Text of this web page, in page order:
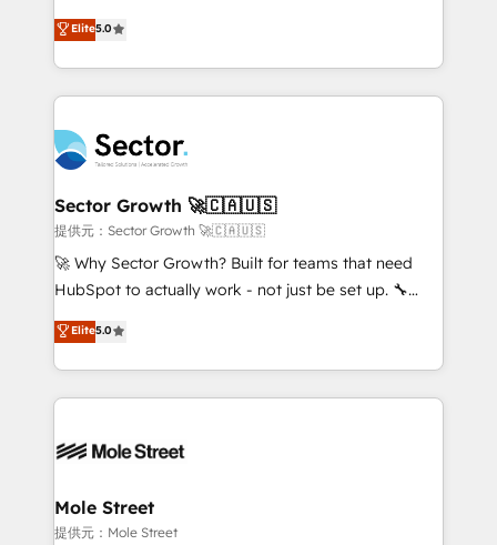
Oferecemos ainda agentes de IA especializados em
HubSpot que automatizam tarefas executam rotinas
empresas em 13 países utilizam a Nexforce. Somos
a maior parceira da HubSpot na América Latina e
líder no ranking global de sucesso do cliente da
HubSpot.
one of HubSpot's most experienced and technically
capable Agency Partners globally. We specialise in
complex CRM migrations, implementations,
integrations, custom CMS portal development,
businesses. Our teams are based in North America
and APAC. We are HubSpot's top-ranked Advanced
Implementation Certified Partner and we contribute
to their advisory council. We strive to do 'good work
with good people' and have worked with incredible
brands. You can see some of them on our website,
Elite5.0
Sector Growth 🚀🇨🇦🇺🇸
提供元：Sector Growth 🚀🇨🇦🇺🇸
🚀 Why Sector Growth? Built for teams that need
HubSpot to actually work - not just be set up. 🔧
HubSpot Experts: Onboarding, migrations,
automation, and training built for adoption. ⚡ Highly
Technical Execution: ERP, EMR and Custom
Integrations; complex builds delivered in weeks, not
workflows; automation agents; process optimization
Healthcare: HIPAA implementations; secure data
workflows 💼 Financial Services: compliant
Elite5.0
Mole Street
提供元：Mole Street